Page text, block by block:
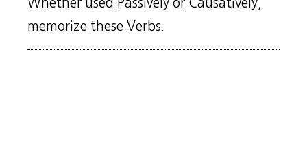
Whether used Passively or Causatively,
memorize these Verbs.